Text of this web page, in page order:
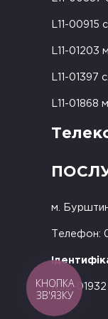
L11-
L11-01203
L11-01397
L11-01868
м. Бурштин,
Телефон:
R50-
КНОПКА
ЗВ'ЯЗКУ